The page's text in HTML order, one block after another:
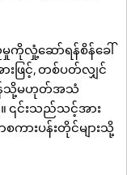
လှုံ့ဆော်ရန်စိန်ခေါ်
းဖြင့်, တစ်ပတ်လျှင်
ရန်သို့မဟုတ်အသံ
၎င်းသည်သင့်အား
ားပန်းတိုင်များသို့